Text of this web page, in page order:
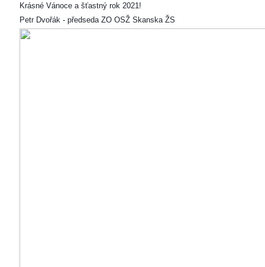
Krásné Vánoce a šťastný rok 2021!
Petr Dvořák - předseda ZO OSŽ Skanska ŽS